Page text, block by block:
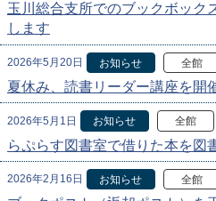
玉川総合支所でのブックボック
します
2026年5月20日 お知らせ 全館
夏休み、読書リーダー講座を開
2026年5月1日 お知らせ 全館
らぷらす図書室で借りた本を図
2026年2月16日 お知らせ 全館